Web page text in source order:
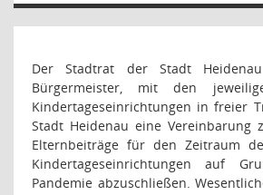
Der Stadtrat der Stadt
Bürgermeister, mit den
Kindertageseinrichtungen in freier
Stadt Heidenau eine Vereinbarung
Elternbeiträge für den Zeitraum
Kindertageseinrichtungen auf
Pandemie abzuschließen.